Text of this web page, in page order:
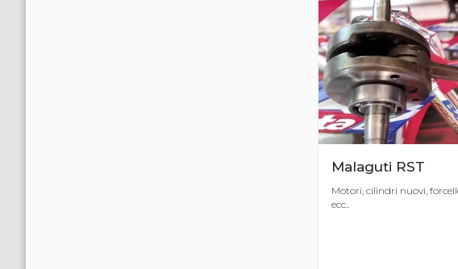
Malaguti RST
Motori, cilindri nuovi,
ecc..